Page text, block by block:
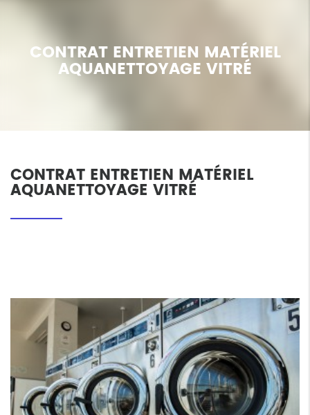
CONTRAT ENTRETIEN MATÉRIEL
AQUANETTOYAGE VITRÉ
CONTRAT ENTRETIEN MATÉRIEL
AQUANETTOYAGE VITRÉ